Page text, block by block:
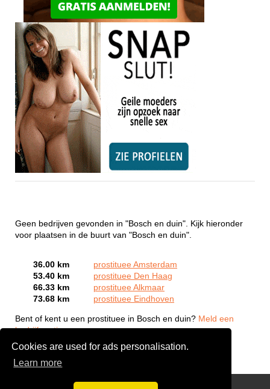
Cookies are used for ads personalisation.
Learn more
Geen bedrijven gevonden in "Bosch en duin". Kijk hieronder
voor plaatsen in de buurt van "Bosch en duin".
36.00 km
prostituee Amsterdam
53.40 km
prostituee Den Haag
66.33 km
prostituee Alkmaar
73.68 km
prostituee Eindhoven
Bent of kent u een prostituee in Bosch en duin? Meld een
bedrijf gratis aan